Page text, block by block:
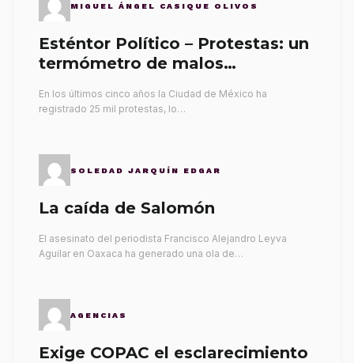
MIGUEL ÁNGEL CASIQUE OLIVOS
Esténtor Político – Protestas: un
termómetro de malos
En los últimos cinco años la Ciudad de México ha
registrado 25 mil protestas, lo…
SOLEDAD JARQUÍN EDGAR
La caída de Salomón
El asesinato del periodista Francisco Alejandro Leyva
Aguilar en Oaxaca ha generado una ola de…
AGENCIAS
Exige COPAC el esclarecimiento